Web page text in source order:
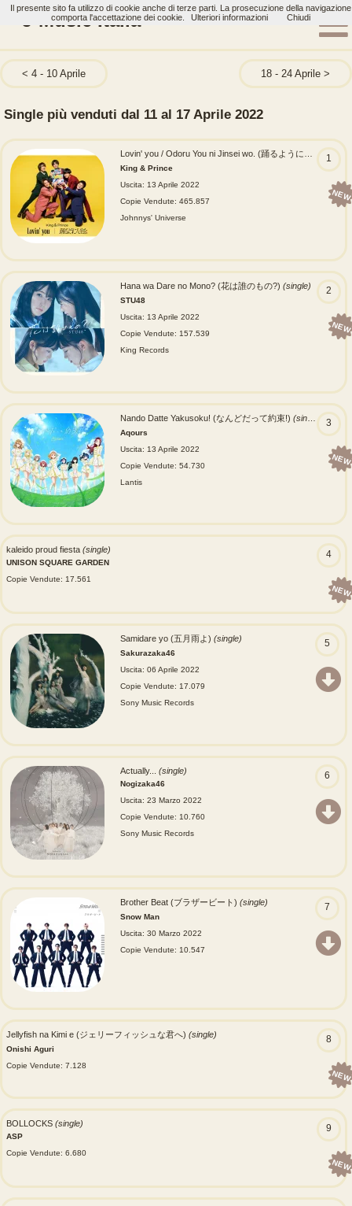
J-Music Italia
4 - 10 Aprile 18 - 24 Aprile
Single più venduti dal 11 al 17 Aprile 2022
1
NEW
King & Prince
Uscita: 13 Aprile 2022
Copie Vendute: 465.857
Johnnys' Universe
2
NEW
Hana wa Dare no Mono? (花は誰のもの?) (single)
STU48
Uscita: 13 Aprile 2022
Copie Vendute: 157.539
King Records
3
NEW
Nando Datte Yakusoku! (なんどだって約束!) (single)
Aqours
Uscita: 13 Aprile 2022
Copie Vendute: 54.730
Lantis
4
NEW
kaleido proud fiesta (single)
UNISON SQUARE GARDEN
Copie Vendute: 17.561
5
Samidare yo (五月雨よ) (single)
Sakurazaka46
Uscita: 06 Aprile 2022
Copie Vendute: 17.079
Sony Music Records
6
Actually... (single)
Nogizaka46
Uscita: 23 Marzo 2022
Copie Vendute: 10.760
Sony Music Records
7
Brother Beat (ブラザービート) (single)
Snow Man
Uscita: 30 Marzo 2022
Copie Vendute: 10.547
8
NEW
Jellyfish na Kimi e (ジェリーフィッシュな君へ) (single)
Onishi Aguri
Copie Vendute: 7.128
9
NEW
BOLLOCKS (single)
ASP
Copie Vendute: 6.680
Il presente sito fa utilizzo di cookie anche di terze parti. La prosecuzione della navigazione
comporta l'accettazione dei cookie.
Ulteriori informazioni Chiudi